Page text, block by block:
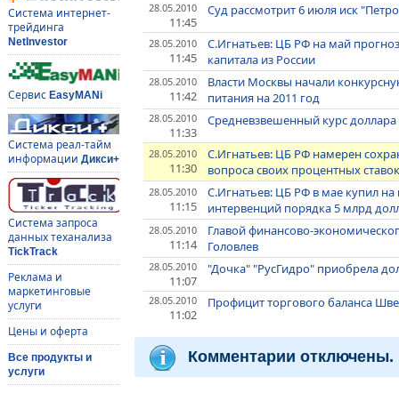
Система интернет-
трейдинга
NetInvestor
Сервис EasyMANi
Система реал-тайм
информации Дикси+
Система запроса
данных теханализа
TickTrack
Реклама и
маркетинговые
услуги
Цены и оферта
Все продукты и
услуги
28.05.2010
11:45
Суд рассмотрит 6 июля иск
28.05.2010
11:45
С.Игнатьев: ЦБ РФ на май
капитала из России
28.05.2010
11:42
Власти Москвы начали
питания на 2011 год
28.05.2010
11:33
Средневзвешенный курс доллара
28.05.2010
11:30
С.Игнатьев: ЦБ РФ намерен
вопроса своих процентных
28.05.2010
11:15
С.Игнатьев: ЦБ РФ в мае купил
интервенций порядка 5 млрд
28.05.2010
11:14
Главой финансово-
Головлев
28.05.2010
11:07
"Дочка" "РусГидро" приобрела
28.05.2010
11:02
Профицит торгового баланса
Комментарии отключены.